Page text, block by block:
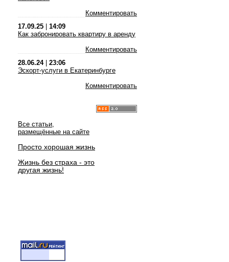
Комментировать
17.09.25
14:09
Как забронировать квартиру в аренду
Комментировать
28.06.24| 23:06
Эскорт-услуги в Екатеринбурге
Комментировать
Все статьи,
размещённые на сайте
Просто хорошая жизнь
Жизнь без страха - это
другая жизнь!